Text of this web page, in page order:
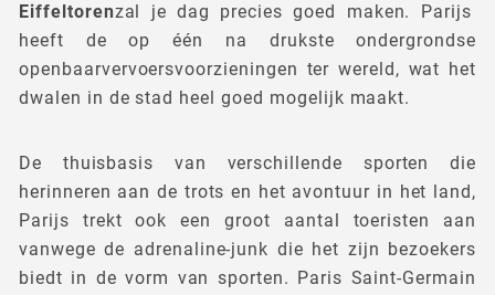
Eiffeltorenzal je dag precies goed maken. Parijs
heeft de op één na drukste ondergrondse
openbaarvervoersvoorzieningen ter wereld, wat het
dwalen in de stad heel goed mogelijk maakt.
De thuisbasis van verschillende sporten die
herinneren aan de trots en het avontuur in het land,
Parijs trekt ook een groot aantal toeristen aan
vanwege de adrenaline-junk die het zijn bezoekers
biedt in de vorm van sporten. Paris Saint-Germain